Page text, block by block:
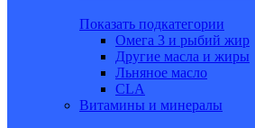
Показать подкатегории
Омега 3 и рыбий жир
Другие масла и жиры
Льняное масло
CLA
Витамины и минералы